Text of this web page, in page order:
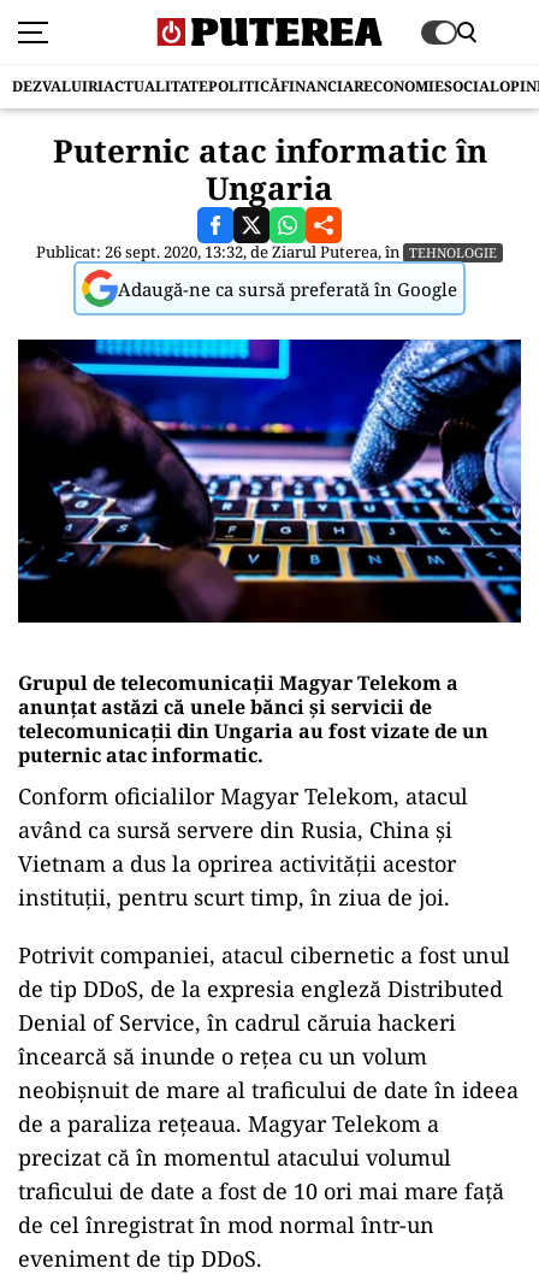
DEZVALUIRIACTUALITATEPOLITICĂFINANCIARECONOMIESOCIAL
Puternic atac informatic în
Ungaria
Publicat: 26 sept. 2020, 13:32, deZiarul Puterea, în TEHNOLOGIE
Adaugă-ne ca sursă preferată în Google
Grupul de telecomunicaţii Magyar Telekom a
anunțat astăzi că unele bănci şi servicii de
telecomunicaţii din Ungaria au fost vizate de un
puternic atac informatic.
Conform oficialilor Magyar Telekom, atacul
având ca sursă servere din Rusia, China şi
Vietnam a dus la oprirea activității acestor
instituții, pentru scurt timp, în ziua de joi.
Potrivit companiei, atacul cibernetic a fost unul
de tip DDoS, de la expresia engleză Distributed
Denial of Service, în cadrul căruia hackeri
încearcă să inunde o reţea cu un volum
neobişnuit de mare al traficului de date în ideea
de a paraliza reţeaua. Magyar Telekom a
precizat că în momentul atacului volumul
traficului de date a fost de 10 ori mai mare faţă
de cel înregistrat în mod normal într-un
eveniment de tip DDoS.